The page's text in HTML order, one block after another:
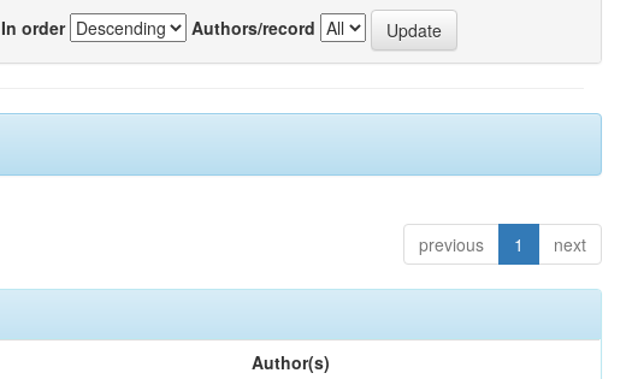
In order Authors/record
previous 1 next
Author(s)